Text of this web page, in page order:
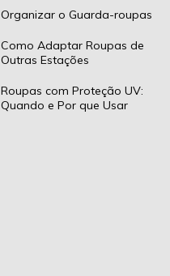
Organizar o Guarda-roupas
Como Adaptar Roupas de
Outras Estações
Roupas com Proteção UV:
Quando e Por que Usar